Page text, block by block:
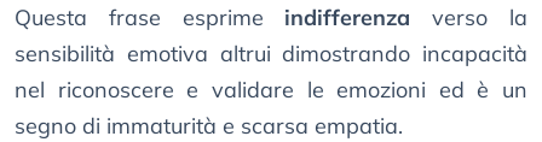
Questa frase esprime indifferenza verso la
sensibilità emotiva altrui dimostrando incapacità
nel riconoscere e validare le emozioni ed è un
segno di immaturità e scarsa empatia.